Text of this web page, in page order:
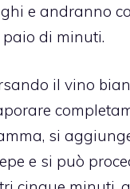
e andranno
di minuti.
il vino
si
e si può